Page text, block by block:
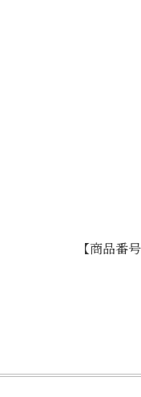
【商品番